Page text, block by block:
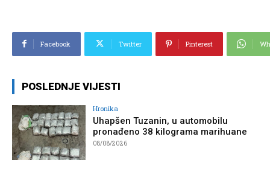
Facebook Twitter Pinterest
POSLEDNJE VIJESTI
Hronika
Uhapšen Tuzanin, u automobilu
pronađeno 38 kilograma marihuane
08/08/2026